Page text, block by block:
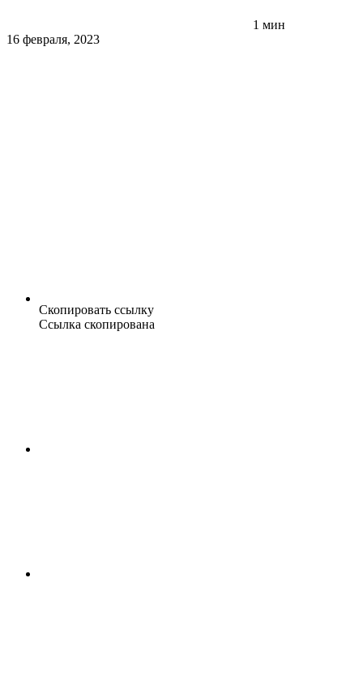
1 мин
16 февраля, 2023
Скопировать ссылку
Ссылка скопирована